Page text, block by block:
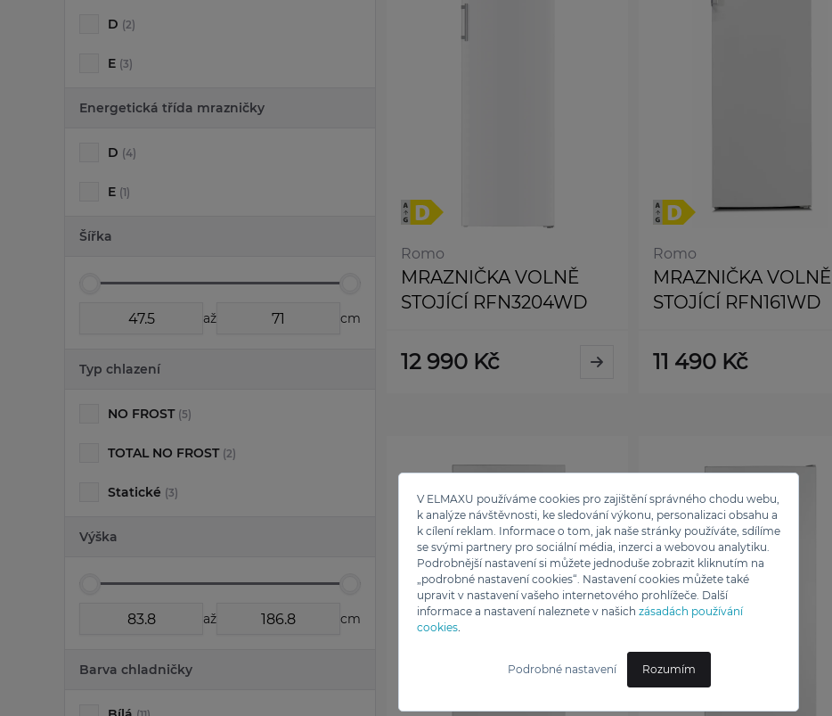
V ELMAXU používáme cookies pro zajištění správného chodu webu,
k analýze návštěvnosti, ke sledování výkonu, personalizaci obsahu a
k cílení reklam. Informace o tom, jak naše stránky používáte, sdílíme
se svými partnery pro sociální média, inzerci a webovou analytiku.
Podrobnější nastavení si můžete jednoduše zobrazit kliknutím na
„podrobné nastavení cookies“. Nastavení cookies můžete také
upravit v nastavení vašeho internetového prohlížeče. Další
informace a nastavení naleznete v našich zásadách používání
cookies.
Podrobné nastavení Rozumím
D (2)
E (3)
Energetická třída mrazničky
D (4)
E (1)
Šířka
až cm
Typ chlazení
NO FROST (5)
TOTAL NO FROST (2)
Statické (3)
Výška
až cm
Barva chladničky
Romo
MRAZNIČKA VOLNĚ
STOJÍCÍ RFN3204WD
12 990 Kč
Romo
MRAZNIČKA VOLNĚ
STOJÍCÍ RFN161WD
11 490 Kč